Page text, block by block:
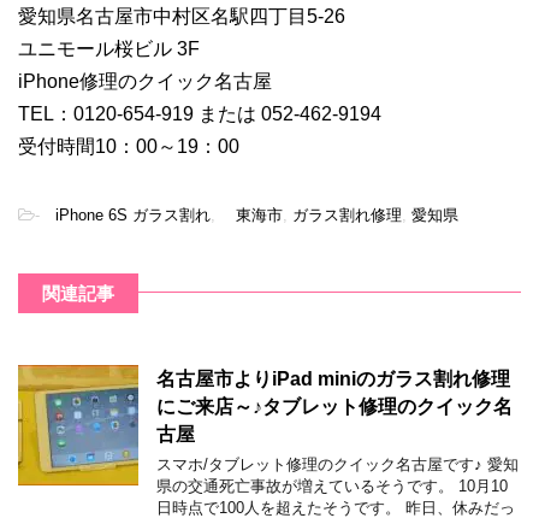
愛知県名古屋市中村区名駅四丁目5-26
ユニモール桜ビル 3F
iPhone修理のクイック名古屋
TEL：0120-654-919 または 052-462-9194
受付時間10：00～19：00
- iPhone 6S ガラス割れ 東海市 ガラス割れ修理 愛知県
関連記事
名古屋市よりiPad miniのガラス割れ修理
にご来店～♪タブレット修理のクイック名
古屋
スマホ/タブレット修理のクイック名古屋です♪ 愛知
県の交通死亡事故が増えているそうです。 10月10
日時点で100人を超えたそうです。 昨日、休みだっ